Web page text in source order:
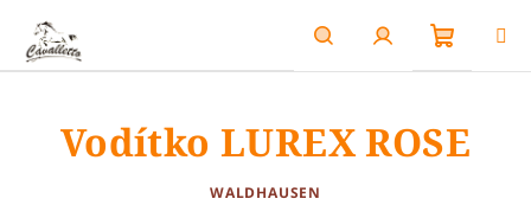
obsah
HledatPřihlášení
košík
Vodítko LUREX ROSE
WALDHAUSEN